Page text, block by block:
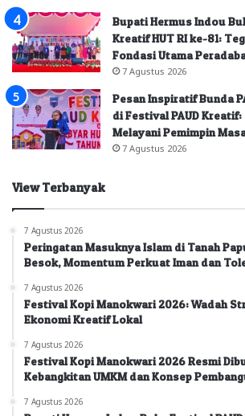
Bupati Hermus Indou
Kreatif HUT RI ke-81:
Fondasi Utama
7 Agustus 2026
Pesan Inspiratif Bunda
di Festival PAUD Kreatif:
Melayani Pemimpin
7 Agustus 2026
View Terbanyak
7 Agustus 2026
Peringatan Masuknya Islam di Tanah
Besok, Momentum Perkuat Iman dan
7 Agustus 2026
Festival Kopi Manokwari 2026: Wadah
Ekonomi Kreatif Lokal
7 Agustus 2026
Festival Kopi Manokwari 2026 Resmi
Kebangkitan UMKM dan Konsep
7 Agustus 2026